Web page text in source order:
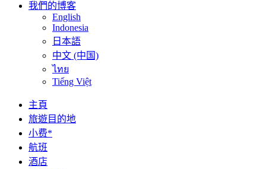
我們的博客
English
Indonesia
日本語
中文 (中国)
ไทย
Tiếng Việt
主頁
旅遊目的地
小费*
航班
酒店